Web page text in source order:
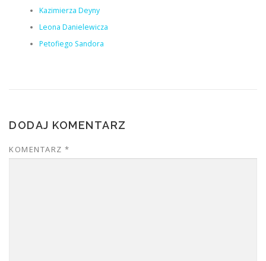
Kazimierza Deyny
Leona Danielewicza
Petofiego Sandora
DODAJ KOMENTARZ
KOMENTARZ *